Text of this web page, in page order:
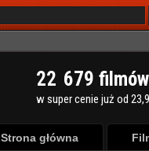
22 679
w super cenie już od
Strona główna